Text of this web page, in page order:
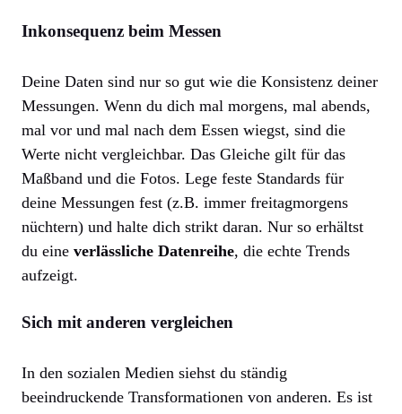
Inkonsequenz beim Messen
Deine Daten sind nur so gut wie die Konsistenz deiner
Messungen. Wenn du dich mal morgens, mal abends,
mal vor und mal nach dem Essen wiegst, sind die
Werte nicht vergleichbar. Das Gleiche gilt für das
Maßband und die Fotos. Lege feste Standards für
deine Messungen fest (z.B. immer freitagmorgens
nüchtern) und halte dich strikt daran. Nur so erhältst
du eine verlässliche Datenreihe, die echte Trends
aufzeigt.
Sich mit anderen vergleichen
In den sozialen Medien siehst du ständig
beeindruckende Transformationen von anderen. Es ist